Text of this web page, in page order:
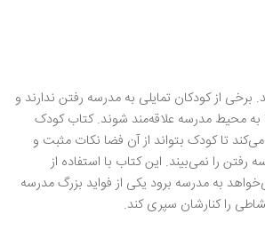
از کودکان تمایلی به مدرسه رفتن ندارند و
به محیط مدرسه علاقه‌مند شوند. کتاب کودک
تا کودک بتواند از آن فضا نکات مثبت و
را نمی‌بیند. این کتاب با استفاده از
به مدرسه برود یکی از فواید بزرگ مدرسه
را کنارشان سپری کند.